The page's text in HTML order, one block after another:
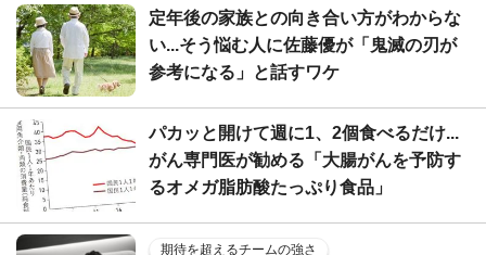
定年後の家族との向き合い方がわからな
い...そう悩む人に佐藤優が「鬼滅の刃が
参考になる」と話すワケ
パカッと開けて週に1、2個食べるだけ...
がん専門医が勧める「大腸がんを予防す
るオメガ脂肪酸たっぷり食品」
期待を超えるチームの強さ